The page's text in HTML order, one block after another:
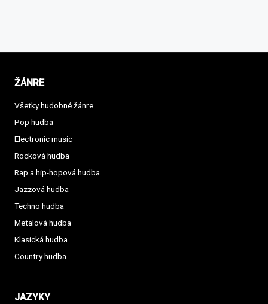
ŽÁNRE
Všetky hudobné žánre
Pop hudba
Electronic music
Rocková hudba
Rap a hip-hopová hudba
Jazzová hudba
Techno hudba
Metalová hudba
Klasická hudba
Country hudba
JAZYKY